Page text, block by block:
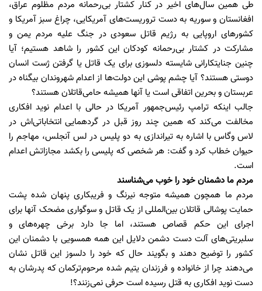
طی همین سال‌های اخیر در کنار کشتار بی‌رحمانه مردم مظلوم عراق،
افغانستان و سوریه به دست ‌تروریست‌های آمریکایی، چراغ سبز آمریکا و
کشورهای اروپایی به رژیم قاتل سعودی در جنگ علیه مردم یمن و
مشارکت در کشتار بی‌رحمانه کودکان این کشور را شاهد هستیم؛ آیا
چنین جنایتکارانی شایسته دلسوزی برای یک قاتل یا گرفتن ژست انسان
دوستی هستند؟ آیا چشم پوشی این دولت‌ها از اعدام شهروندان بیگناه در
عربستان و بحرین اتفاقی است یا آنها همیشه حامی‌قاتلان هستند؟
جالب اینکه ‌ترامپ رئیس‌جمهور آمریکا در حالی با اعدام نوید افکاری
مخالفت می‌کند که همین چند روز قبل در گردهمایی انتخاباتی‌اش در
لاس وگاس با‌ اشاره به تیراندازی به دو پلیس در لس آنجلس، مهاجم را
حیوان خطاب کرد و گفت: هر شخصی که پلیسی را بکشد مجازاتش اعدام
است.
مردم ما دشمنان خود را خوب می‌شناسند
مردم ما همچون همیشه متوجه نیرنگ و فریبکاری پنهان شده پشت
حمایت پوشالی قاتلان بین‌المللی از یک قاتل و سوگواری مضحک آنها برای
اجرای این حکم قصاص هستند، اما جا دارد برخی چهره‌های و
سلبریتی‌های آلت دست دشمن دلایل این همه همسویی با دشمنان این
کشور را توضیح دهند و بگویند حال که خود را دلسوز این قاتل نشان
می‌دهند چرا از خانواده و فرزندان یتیم شده مرحوم‌ترکمان که پدرشان به
دست نوید افکاری به قتل رسیده است حرفی نمی‌زنند؟!